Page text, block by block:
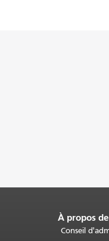
À propos
Conseil